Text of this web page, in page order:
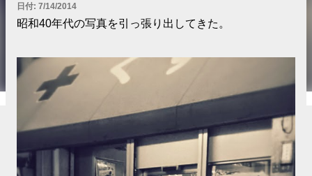
日付: 7/14/2014
昭和40年代の写真を引っ張り出してきた。